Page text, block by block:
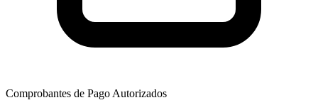
Comprobantes de Pago Autorizados